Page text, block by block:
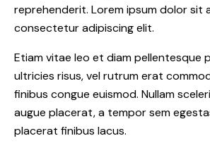
reprehenderit. Lorem ipsum dolor sit
consectetur adipiscing elit.
Etiam vitae leo et diam pellentesque
ultricies risus, vel rutrum erat
finibus congue euismod. Nullam
augue placerat, a tempor sem
placerat finibus lacus.